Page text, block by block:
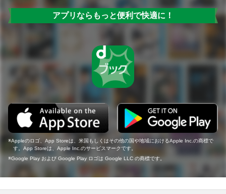
アプリならもっと便利で快適に！
Appleのロゴ、App Storeは、米国もしくはその他の国や地域におけるApple Inc.の商標で
す。App Storeは、Apple Inc.のサービスマークです。
Google Play および Google Play ロゴは Google LLC の商標です。